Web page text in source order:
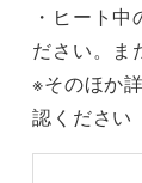
・ヒート
ださい。ま
※そのほか
認ください